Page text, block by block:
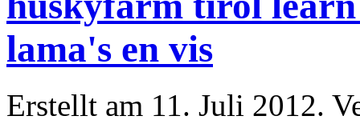
lama's en vis
Erstellt am 11. Juli 2012.